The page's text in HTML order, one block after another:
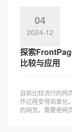
04
2024-12
探索
比较与应用
目前比较流行的网
作过程变得简单化
的网页。需要使网页